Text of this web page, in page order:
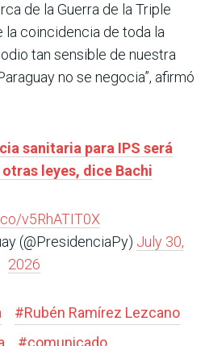
de la Guerra de la Triple
la coincidencia de toda la
tan sensible de nuestra
no se negocia”, afirmó
sanitaria para IPS será
leyes, dice Bachi
v5RhATIT0X
(@PresidenciaPy) July 30,
2026
#Rubén Ramírez Lezcano
#comunicado